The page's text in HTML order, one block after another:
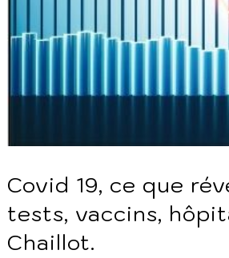
Covid 19, ce que
tests, vaccins,
Chaillot.